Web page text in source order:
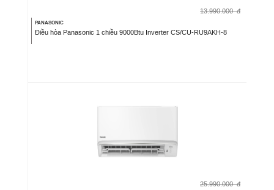
13.990.000 đ
PANASONIC
Điều hòa Panasonic 1 chiều 9000Btu Inverter CS/CU-RU9AKH-8
25.990.000 đ